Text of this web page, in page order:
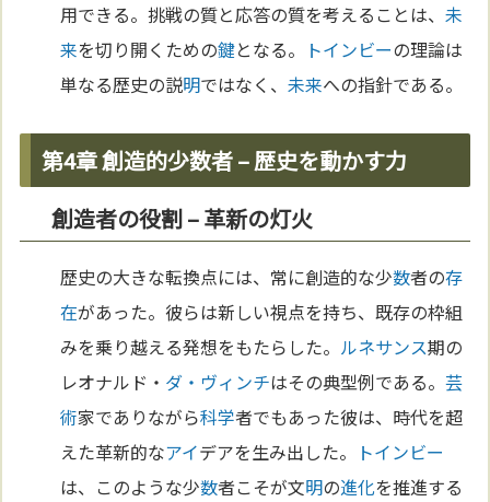
用できる。挑戦の質と応答の質を考えることは、未
来を切り開くための鍵となる。 トインビーの理論は
単なる歴史の説明ではなく、未来への指針である。
第4章 創造的少数者 – 歴史を動かす力
創造者の役割 – 革新の灯火
歴史の大きな転換点には、常に創造的な少数者の存
在があった。彼らは新しい視点を持ち、既存の枠組
みを乗り越える発想をもたらした。 ルネサンス期の
レオナルド・ ダ・ヴィンチはその典型例である。芸
術家でありながら科学者でもあった彼は、時代を超
えた革新的なアイデアを生み出した。
トインビー
は、このような少数者こそが文明の進化を推進する